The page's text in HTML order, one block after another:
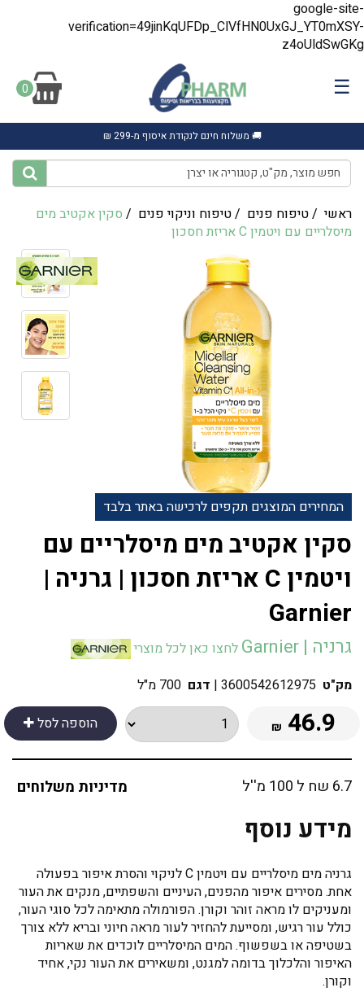
google-site-
verification=49jinKqUFDp_ClVfHN0UxGJ_YT0mXSY-
z4oUldSwGKg
☰
0
🚚 משלוח חינם לנקודת איסוף מ-299 ₪
ראשי /טיפוח פנים /טיפוח וניקוי פנים / סקין אקטיב מים
מיסלריים עם ויטמין C אריזת חסכון
המחירים המוצגים תקפים לרכישה באתר בלבד
סקין אקטיב מים מיסלריים עם
ויטמין C אריזת חסכון | גרניה |
Garnier
גרניה | Garnier
לחצו כאן לכל מוצרי
מק"ט 3600542612975
| דגם 700 מ"ל
הוספה לסל
46.9
₪
6.7 שח ל 100 מ''ל מדיניות משלוחים
מידע נוסף
גרניה מים מיסלריים עם ויטמין C לניקוי והסרת איפור בפעולה
אחת. מסירים איפור מהפנים, העיניים והשפתיים, מנקים את העור
ומעניקים לו מראה זוהר וקורן. הפורמולה מתאימה לכל סוגי העור,
כולל עור רגיש, ומסייעת להחזיר לעור מראה חיוני ובריא ללא צורך
בשטיפה או בשפשוף. המים המיסלריים לוכדים את שאריות
האיפור והלכלוך בדומה למגנט, ומשאירים את העור נקי, אחיד
וקורן.